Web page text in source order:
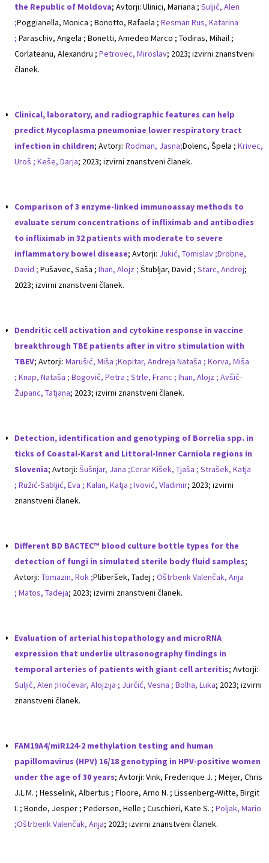
the Republic of Moldova; Avtorji: Ulinici, Mariana ; Suljič, Alen
;Poggianella, Monica ; Bonotto, Rafaela ; Resman Rus, Katarina
; Paraschiv, Angela ; Bonetti, Amedeo Marco ; Todiras, Mihail ;
Corlateanu, Alexandru ; Petrovec, Miroslav; 2023; izvirni znanstveni
članek.
Clinical, laboratory, and radiographic features can help
predict Mycoplasma pneumoniae lower respiratory tract
infection in children; Avtorji: Rodman, Jasna;Dolenc, Špela ; Krivec,
Uroš ; Keše, Darja; 2023; izvirni znanstveni članek.
Comparison of 3 enzyme-linked immunoassay methods to
evaluate serum concentrations of infliximab and antibodies
to infliximab in 32 patients with moderate to severe
inflammatory bowel disease; Avtorji: Jukić, Tomislav ;Drobne,
David ; Pušavec, Saša ; Ihan, Alojz ; Štubljar, David ; Starc, Andrej;
2023; izvirni znanstveni članek.
Dendritic cell activation and cytokine response in vaccine
breakthrough TBE patients after in vitro stimulation with
TBEV; Avtorji: Marušić, Miša ;Kopitar, Andreja Nataša ; Korva, Miša
; Knap, Nataša ; Bogovič, Petra ; Strle, Franc ; Ihan, Alojz ; Avšič-
Županc, Tatjana; 2023; izvirni znanstveni članek.
Detection, identification and genotyping of Borrelia spp. in
ticks of Coastal-Karst and Littoral-Inner Carniola regions in
Slovenia; Avtorji: Šušnjar, Jana ;Cerar Kišek, Tjaša ; Strašek, Katja
; Ružić-Sabljić, Eva ; Kalan, Katja ; Ivović, Vladimir; 2023; izvirni
znanstveni članek.
Different BD BACTEC™ blood culture bottle types for the
detection of fungi in simulated sterile body fluid samples;
Avtorji: Tomazin, Rok ;Pliberšek, Tadej ; Oštrbenk Valenčak, Anja
; Matos, Tadeja; 2023; izvirni znanstveni članek.
Evaluation of arterial histopathology and microRNA
expression that underlie ultrasonography findings in
temporal arteries of patients with giant cell arteritis; Avtorji:
Suljič, Alen ;Hočevar, Alojzija ; Jurčić, Vesna ; Bolha, Luka; 2023; izvirni
znanstveni članek.
FAM19A4/miR124-2 methylation testing and human
papillomavirus (HPV) 16/18 genotyping in HPV-positive women
under the age of 30 years; Avtorji: Vink, Frederique J. ; Meijer, Chris
J.L.M. ; Hesselink, Albertus ; Floore, Arno N. ; Lissenberg-Witte, Birgit
I. ; Bonde, Jesper ; Pedersen, Helle ; Cuschieri, Kate S. ; Poljak, Mario
;Oštrbenk Valenčak, Anja; 2023; izvirni znanstveni članek.